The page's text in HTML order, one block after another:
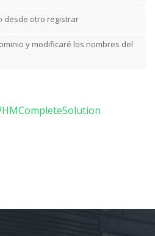
desde otro registrar
y modificaré los nombres del